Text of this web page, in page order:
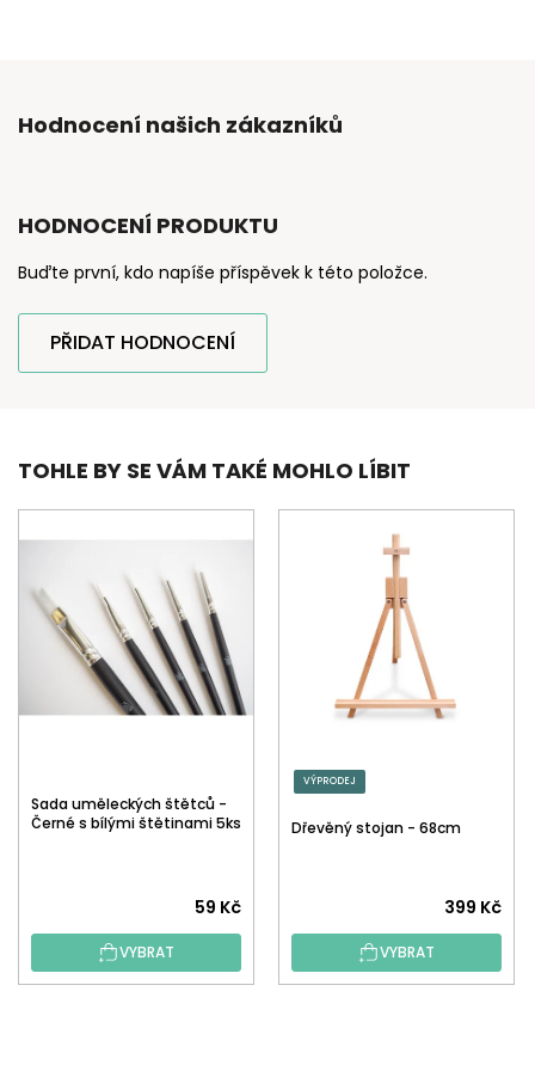
Hodnocení našich zákazníků
HODNOCENÍ PRODUKTU
Buďte první, kdo napíše příspěvek k této položce.
PŘIDAT HODNOCENÍ
TOHLE BY SE VÁM TAKÉ MOHLO LÍBIT
Sada uměleckých štětců -
Černé s bílými štětinami 5ks
59 Kč
VYBRAT
VÝPRODEJ
Dřevěný stojan - 68cm
399 Kč
VYBRAT